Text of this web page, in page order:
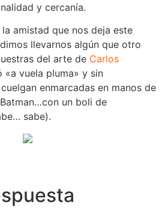
y cercanía.
amistad que nos deja este
llevarnos algún que otro
del arte de Carlos
«a vuela pluma» y sin
enmarcadas en manos de
un boli de
sabe).